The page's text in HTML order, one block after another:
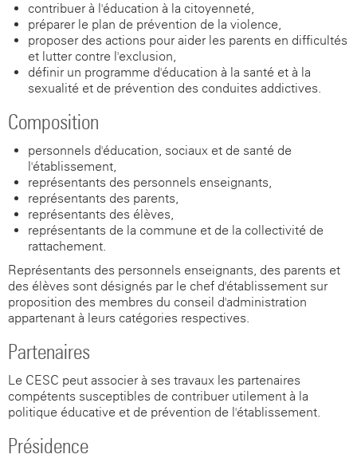
contribuer à l'éducation à la citoyenneté,
préparer le plan de prévention de la violence,
proposer des actions pour aider les parents en difficultés
et lutter contre l'exclusion,
définir un programme d'éducation à la santé et à la
sexualité et de prévention des conduites addictives.
Composition
personnels d'éducation, sociaux et de santé de
l'établissement,
représentants des personnels enseignants,
représentants des parents,
représentants des élèves,
représentants de la commune et de la collectivité de
rattachement.
Représentants des personnels enseignants, des parents et
des élèves sont désignés par le chef d'établissement sur
proposition des membres du conseil d'administration
appartenant à leurs catégories respectives.
Partenaires
Le CESC peut associer à ses travaux les partenaires
compétents susceptibles de contribuer utilement à la
politique éducative et de prévention de l'établissement.
Présidence